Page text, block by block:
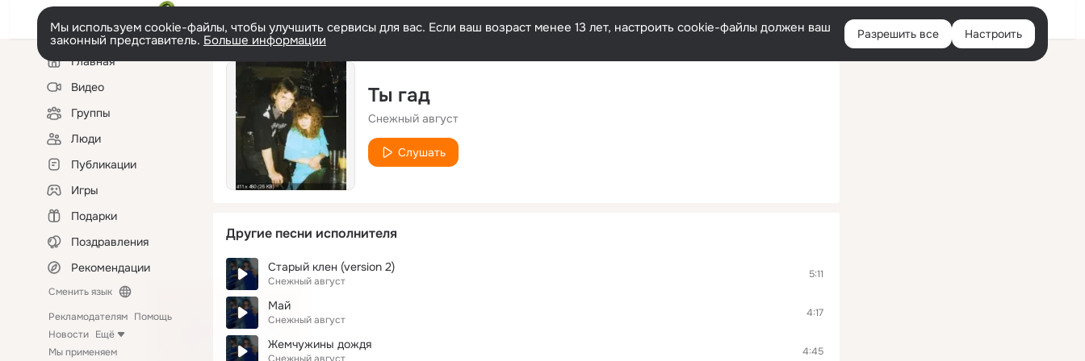
Войти
Мы используем cookie-файлы, чтобы улучшить сервисы для вас. Если ваш возраст менее 13 лет, настроить cookie-файлы должен ваш
законный представитель. Больше информации Разрешить все Настроить
Левая
колонкаГлавная
Видео
Группы
Люди
Публикации
Игры
Подарки
Поздравления
Рекомендации
Сменить язык
Рекламодателям Помощь
Новости Ещё
Мы применяем
Ты гад
Снежный август
Слушать
Другие песни исполнителя
Старый клен (version 2)
Снежный август
5:11
Май
Снежный август
4:17
Жемчужины дождя 4:45